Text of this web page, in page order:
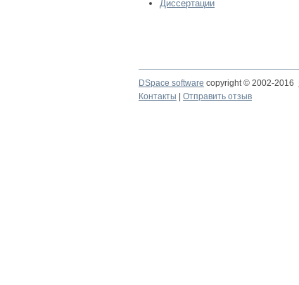
Диссертации
DSpace software copyright © 2002-2016
Контакты
Отправить отзыв